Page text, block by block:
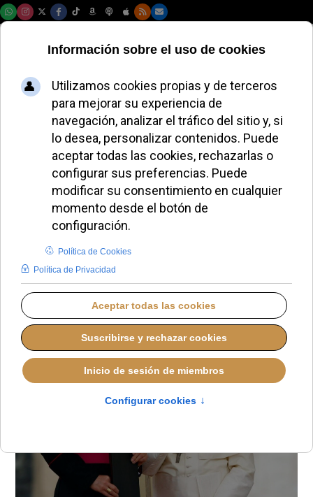
Gänswein revela
que se reconcilió
con el Papa
Francisco antes de
su muerte
LUNES, 15 DICIEMBRE 2025 17:45